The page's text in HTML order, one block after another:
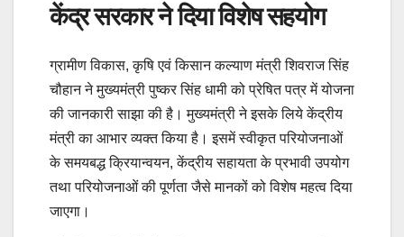
केंद्र सरकार ने दिया विशेष सहयोग
ग्रामीण विकास, कृषि एवं किसान कल्याण मंत्री शिवराज सिंह
चौहान ने मुख्यमंत्री पुष्कर सिंह धामी को प्रेषित पत्र में योजना
की जानकारी साझा की है। मुख्यमंत्री ने इसके लिये केंद्रीय
मंत्री का आभार व्यक्त किया है। इसमें स्वीकृत परियोजनाओं
के समयबद्ध क्रियान्वयन, केंद्रीय सहायता के प्रभावी उपयोग
तथा परियोजनाओं की पूर्णता जैसे मानकों को विशेष महत्व दिया
जाएगा।